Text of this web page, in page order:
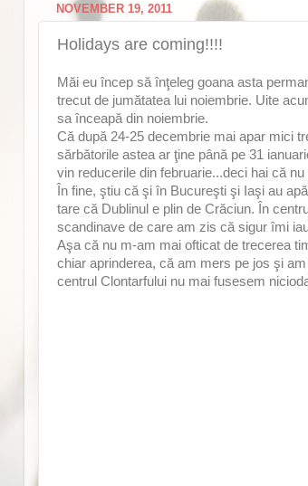
NOVEMBER 19, 2011
Holidays are coming!!!!
Măi eu încep să înţeleg goana asta
trecut de jumătatea lui noiembrie. Uite
sa înceapă din noiembrie.
Că după 24-25 decembrie mai apar mici
sărbătorile astea ar ţine până pe 31
vin reducerile din februarie...deci hai că
În fine, ştiu că şi în Bucureşti şi Iaşi au
tare că Dublinul e plin de Crăciun. În
scandinave de care am zis că sigur îmi
Aşa că nu m-am mai ofticat de trecerea
chiar aprinderea, că am mers pe jos şi
centrul Clontarfului nu mai fusesem